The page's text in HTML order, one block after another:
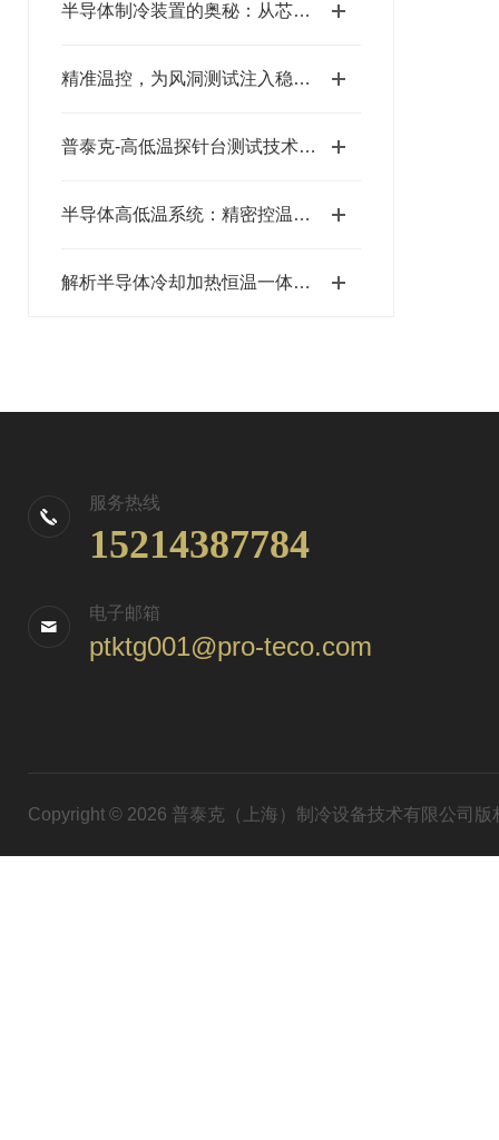
半导体制冷装置的奥秘：从芯片到散热的精密构造
精准温控，为风洞测试注入稳定能量——低温冷水机
普泰克-高低温探针台测试技术参数
半导体高低温系统：精密控温的科技基石
解析半导体冷却加热恒温一体机在工业生产和科研领域中的重要性
服务热线
15214387784
电子邮箱
ptktg001@pro-teco.com
Copyright © 2026 普泰克（上海）制冷设备技术有限公司版